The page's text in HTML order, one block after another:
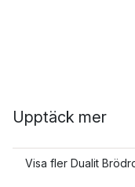
Upptäck mer
Visa fler Dualit